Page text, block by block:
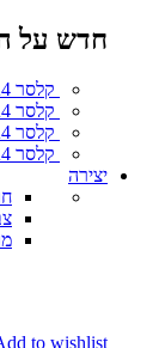
חדש על
קלסר A4 דק (תיק טבעות)
קלסר A4 בינוני (גב 5)
קלסר A4 עבה (גב 8)
קלסר A4 עבה (גב 8)
יצירה
to wishlist